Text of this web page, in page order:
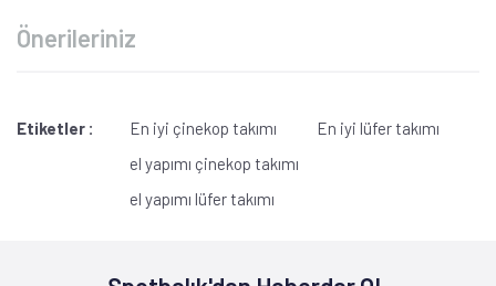
Önerileriniz
Etiketler : En iyi çinekop takımı
En iyi lüfer takımı
el yapımı çinekop takımı
el yapımı lüfer takımı